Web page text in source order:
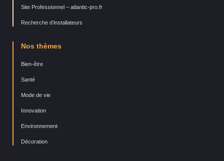
Site Professionnel – atlantic-pro.fr
Recherche d’installateurs
Nos thèmes
Bien-être
Santé
Mode de vie
Innovation
Environnement
Décoration